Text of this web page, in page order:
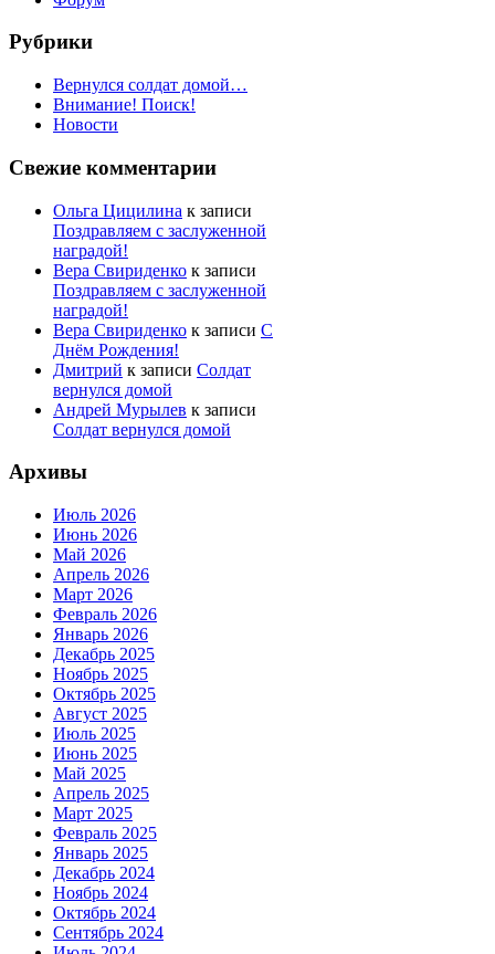
Рубрики
Вернулся солдат домой…
Внимание! Поиск!
Новости
Свежие комментарии
Ольга Цицилина к записи
Поздравляем с заслуженной
наградой!
Вера Свириденко к записи
Поздравляем с заслуженной
наградой!
Вера Свириденко к записи С
Днём Рождения!
Дмитрий к записи Солдат
вернулся домой
Андрей Мурылев к записи
Солдат вернулся домой
Архивы
Июль 2026
Июнь 2026
Май 2026
Апрель 2026
Март 2026
Февраль 2026
Январь 2026
Декабрь 2025
Ноябрь 2025
Октябрь 2025
Август 2025
Июль 2025
Июнь 2025
Май 2025
Апрель 2025
Март 2025
Февраль 2025
Январь 2025
Декабрь 2024
Ноябрь 2024
Октябрь 2024
Сентябрь 2024